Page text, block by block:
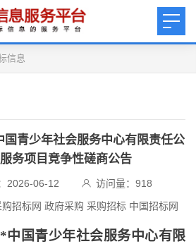
信息
国青少年社会服务中心有限责任公
务项目竞争性磋商公告
2026-06-12 访问量： 918
招标网 政府采购 采购招标 中国招标网
中国青少年社会服务中心有限